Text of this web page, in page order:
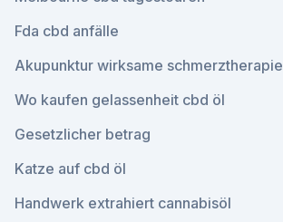
Fda cbd anfälle
Akupunktur wirksame schmerztherapie
Wo kaufen gelassenheit cbd öl
Gesetzlicher betrag
Katze auf cbd öl
Handwerk extrahiert cannabisöl